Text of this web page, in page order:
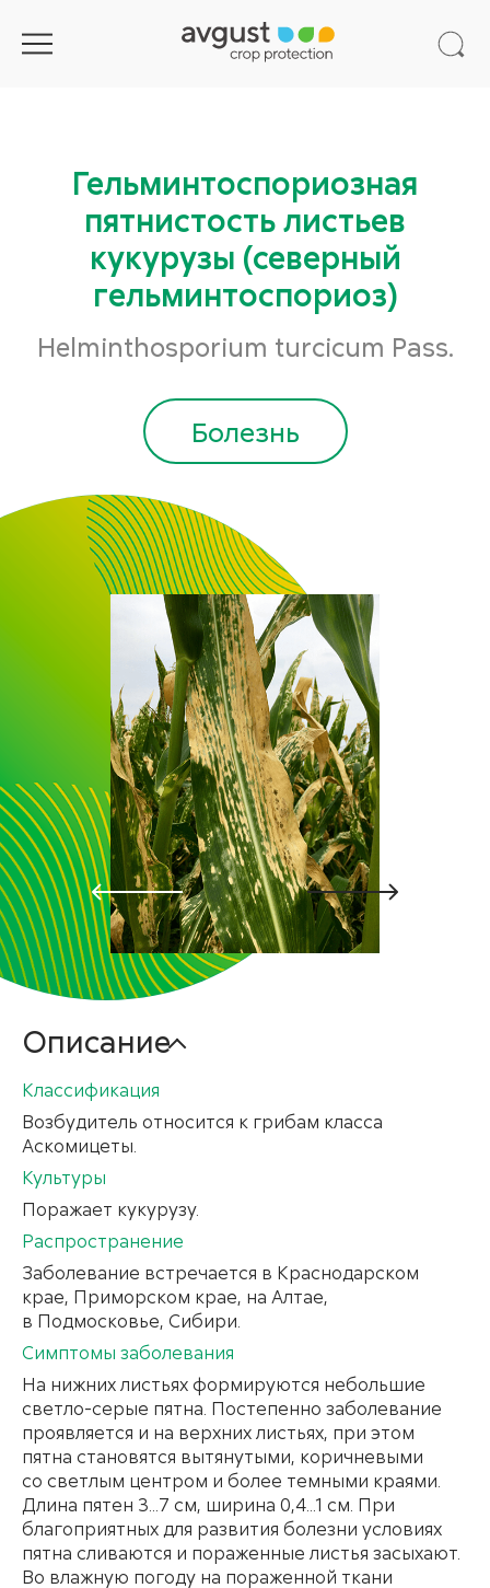
Гельминтоспориозная
пятнистость листьев
кукурузы (северный
гельминтоспориоз)
Helminthosporium turcicum Pass.
Болезнь
Описание
Классификация
Возбудитель относится к грибам класса
Аскомицеты.
Культуры
Поражает кукурузу.
Распространение
Заболевание встречается в Краснодарском
крае, Приморском крае, на Алтае,
в Подмосковье, Сибири.
Симптомы заболевания
На нижних листьях формируются небольшие
светло-серые пятна. Постепенно заболевание
проявляется и на верхних листьях, при этом
пятна становятся вытянутыми, коричневыми
со светлым центром и более темными краями.
Длина пятен 3...7 см, ширина 0,4...1 см. При
благоприятных для развития болезни условиях
пятна сливаются и пораженные листья засыхают.
Во влажную погоду на пораженной ткани